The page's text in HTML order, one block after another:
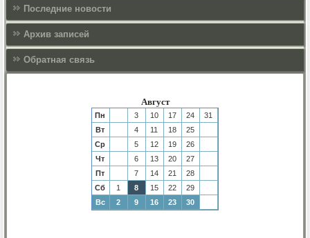
Последние новости
Архив записей
Обратная связь
Август
Пн 3 10 17 24
31
Вт
4 11 18
25
Ср
5 12 19
26
Чт
6 13 20
27
Пт
7 14 21
28
Сб
1 8 15 22
29
Вс
2 9 16 23 30